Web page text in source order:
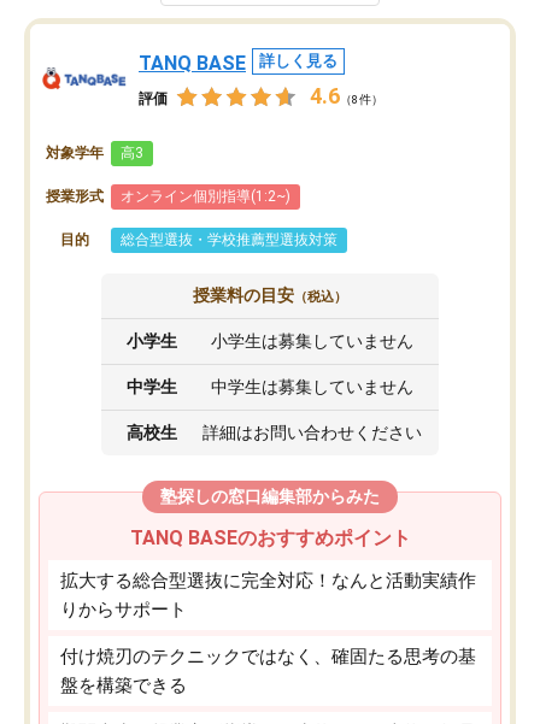
TANQ BASE 詳しく見る
評価 4.6 （8件）
対象学年 高3
授業形式 オンライン個別指導(1:2~)
目的 総合型選抜・学校推薦型選抜対策
授業料の目安 （税込）
小学生 小学生は募集していません
中学生 中学生は募集していません
高校生 詳細はお問い合わせください
塾探しの窓口編集部からみた
TANQ BASEのおすすめポイント
拡大する総合型選抜に完全対応！なんと活動実績作
りからサポート
付け焼刃のテクニックではなく、確固たる思考の基
盤を構築できる